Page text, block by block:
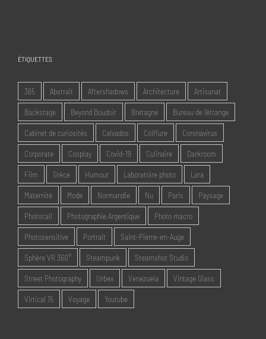
ÉTIQUETTES
365 Abstrait Aftershadows Architecture Artisanat
Backstage Beyond Boudoir Bretagne Bureau de l'étrange
Cabinet de curiosités Calvados Coiffure Coronavirus
Corporate Cosplay Covid-19 Culinaire Darkroom
Film Grèce Humour Laboratoire photo Lara
Maternité Mode Normandie Nu Paris Paysage
Photocall Photographie Argentique Photo macro
Photosensitive Portrait Saint-Pierre-en-Auge
Sphère VR 360° Steampunk Steamshot Studio
Street Photography Urbex Venezuela Vintage Glass
Virtical 15 Voyage Youtube